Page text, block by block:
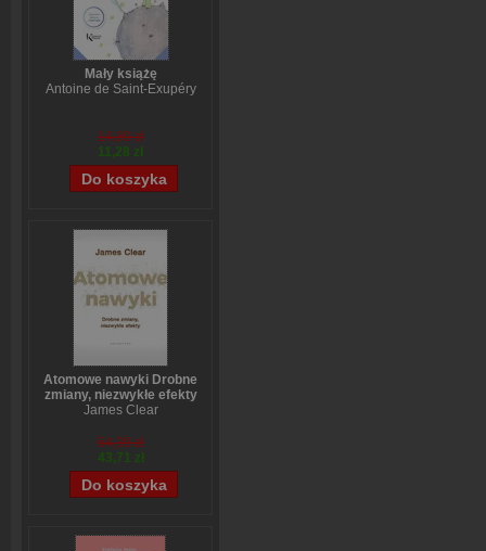
Mały książę
Antoine de Saint-Exupéry
14,89 zł
11,28 zł
Atomowe nawyki Drobne
zmiany, niezwykłe efekty
James Clear
54,39 zł
43,71 zł